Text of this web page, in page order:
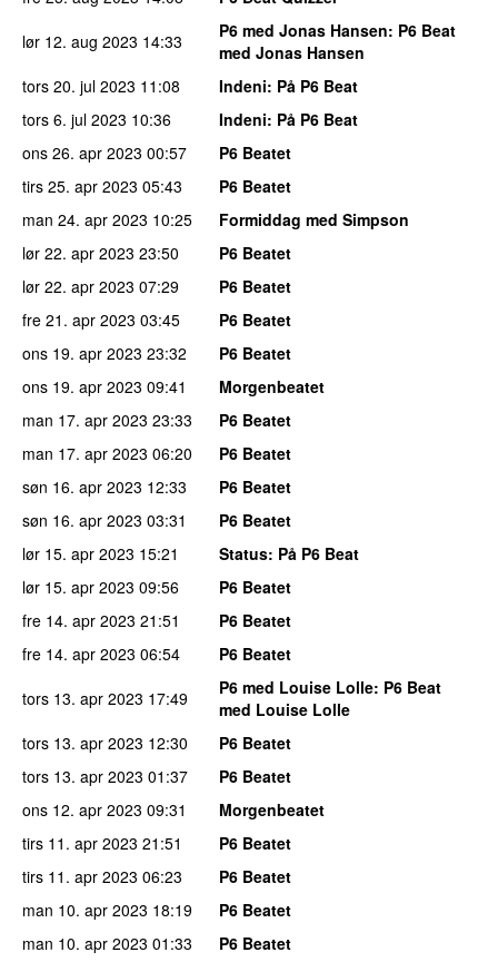
lør 12. aug 2023 14:33 P6 med Jonas Hansen: P6 Beat
med Jonas Hansen
tors 20. jul 2023 11:08 Indeni: På P6 Beat
tors 6. jul 2023 10:36 Indeni: På P6 Beat
ons 26. apr 2023 00:57
P6 Beatet
tirs 25. apr 2023 05:43
P6 Beatet
man 24. apr 2023 10:25
Formiddag med Simpson
lør 22. apr 2023 23:50
P6 Beatet
lør 22. apr 2023 07:29
P6 Beatet
fre 21. apr 2023 03:45
P6 Beatet
ons 19. apr 2023 23:32
P6 Beatet
ons 19. apr 2023 09:41
Morgenbeatet
man 17. apr 2023 23:33
P6 Beatet
man 17. apr 2023 06:20
P6 Beatet
søn 16. apr 2023 12:33
P6 Beatet
søn 16. apr 2023 03:31
P6 Beatet
lør 15. apr 2023 15:21 Status: På P6 Beat
lør 15. apr 2023 09:56
P6 Beatet
fre 14. apr 2023 21:51
P6 Beatet
fre 14. apr 2023 06:54
P6 Beatet
tors 13. apr 2023 17:49 P6 med Louise Lolle: P6 Beat
med Louise Lolle
tors 13. apr 2023 12:30
P6 Beatet
tors 13. apr 2023 01:37
P6 Beatet
ons 12. apr 2023 09:31
Morgenbeatet
tirs 11. apr 2023 21:51
P6 Beatet
tirs 11. apr 2023 06:23
P6 Beatet
man 10. apr 2023 18:19
P6 Beatet
man 10. apr 2023 01:33
P6 Beatet